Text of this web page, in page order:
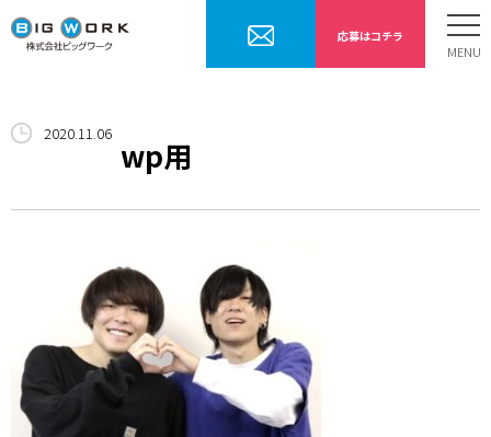
会社案内
お問合せ
応募はコチラ
2020.11.06
wp用